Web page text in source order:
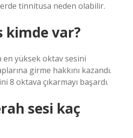
tinnitusa neden olabilir.
kimde var?
en yüksek oktav sesini
girme hakkını kazandı.
8 oktava çıkarmayı başardı.
sesi kaç